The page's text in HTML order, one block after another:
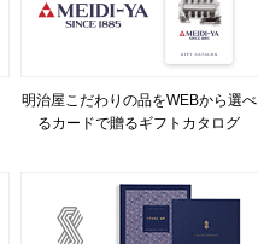
明治屋こだわりの品をWEBから選べ
るカードで贈るギフトカタログ